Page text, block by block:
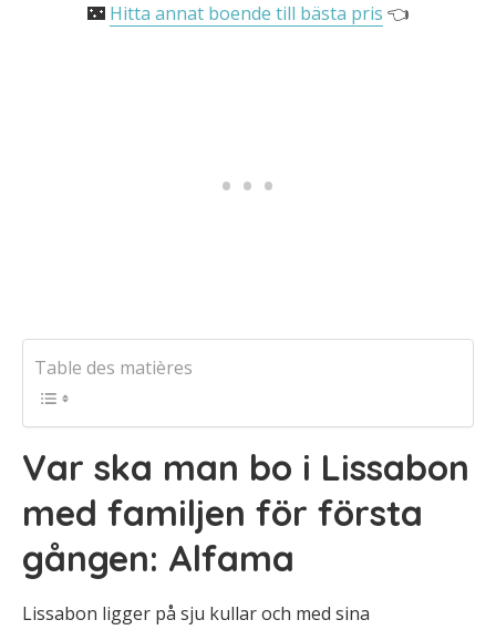
🌃 Hitta annat boende till bästa pris 👈
Table des matières
Var ska man bo i Lissabon
med familjen för första
gången: Alfama
Lissabon ligger på sju kullar och med sina